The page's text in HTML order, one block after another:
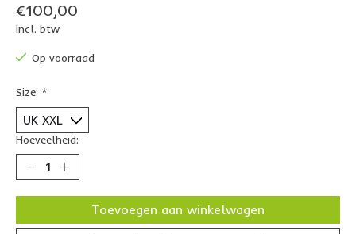
€100,00
Incl. btw
Op voorraad
Size: *
Hoeveelheid:
Toevoegen aan winkelwagen